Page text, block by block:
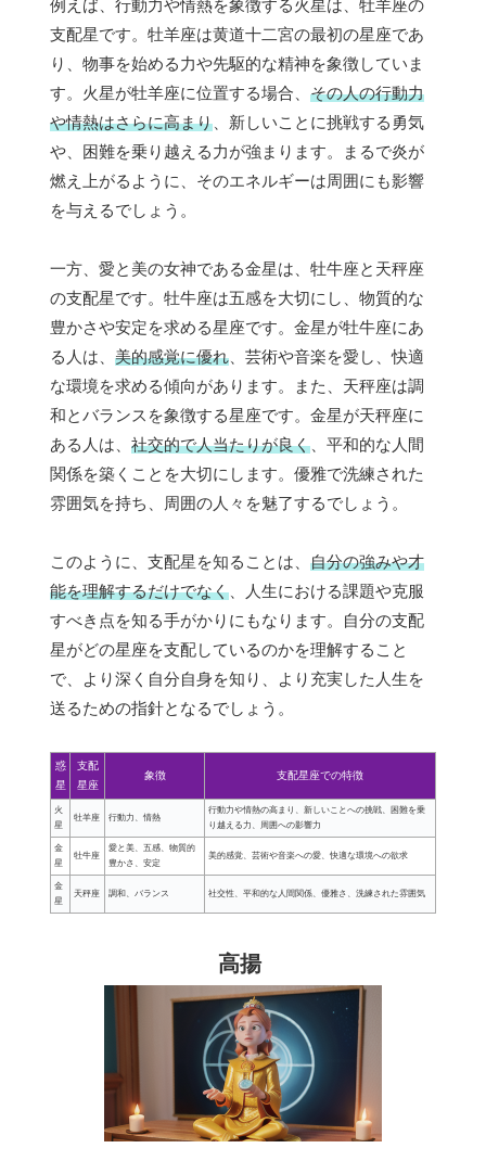
例えば、行動力や情熱を象徴する火星は、牡羊座の
支配星です。牡羊座は黄道十二宮の最初の星座であ
り、物事を始める力や先駆的な精神を象徴していま
す。火星が牡羊座に位置する場合、 その人の行動力
や情熱はさらに高まり 、新しいことに挑戦する勇気
や、困難を乗り越える力が強まります。まるで炎が
燃え上がるように、そのエネルギーは周囲にも影響
を与えるでしょう。
一方、愛と美の女神である金星は、牡牛座と天秤座
の支配星です。牡牛座は五感を大切にし、物質的な
豊かさや安定を求める星座です。金星が牡牛座にあ
る人は、 美的感覚に優れ 、芸術や音楽を愛し、快適
な環境を求める傾向があります。また、天秤座は調
和とバランスを象徴する星座です。金星が天秤座に
ある人は、 社交的で人当たりが良く 、平和的な人間
関係を築くことを大切にします。優雅で洗練された
雰囲気を持ち、周囲の人々を魅了するでしょう。
このように、支配星を知ることは、 自分の強みや才
能を理解するだけでなく 、人生における課題や克服
すべき点を知る手がかりにもなります。自分の支配
星がどの星座を支配しているのかを理解すること
で、より深く自分自身を知り、より充実した人生を
送るための指針となるでしょう。
惑
星
支配
星座
象徴 支配星座での特徴
火
星
牡羊座 行動力、情熱
行動力や情熱の高まり、新しいことへの挑戦、困難を乗
り越える力、周囲への影響力
金
星
牡牛座
愛と美、五感、物質的
豊かさ、安定
美的感覚、芸術や音楽への愛、快適な環境への欲求
金
星
天秤座 調和、バランス 社交性、平和的な人間関係、優雅さ、洗練された雰囲気
高揚